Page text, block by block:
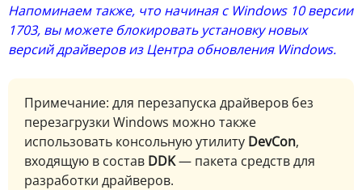
Напоминаем также, что начиная с Windows 10 версии
1703, вы можете блокировать установку новых
версий драйверов из Центра обновления Windows.
Примечание: для перезапуска драйверов без
перезагрузки Windows можно также
использовать консольную утилиту DevCon,
входящую в состав DDK— пакета средств для
разработки драйверов.